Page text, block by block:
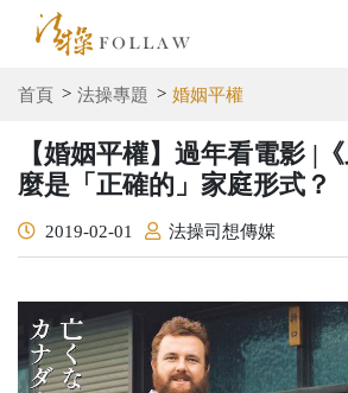
首頁 法操專題 婚姻平權
【婚姻平權】過年看電影 |
麼是「正確的」家庭形式？
2019-02-01 法操司想傳媒